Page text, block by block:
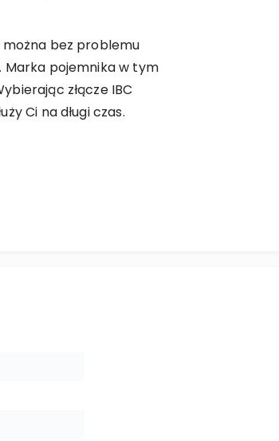
bez problemu
Marka pojemnika w tym
złącze IBC
Ci na długi czas.